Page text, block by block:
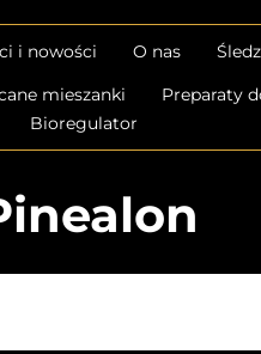
i nowości O nas
mieszanki
Preparaty
Bioregulator